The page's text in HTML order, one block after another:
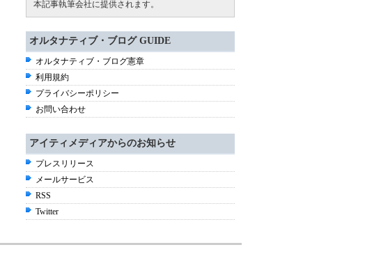
本記事執筆会社に提供されます。
オルタナティブ・ブログ GUIDE
オルタナティブ・ブログ憲章
利用規約
プライバシーポリシー
お問い合わせ
アイティメディアからのお知らせ
プレスリリース
メールサービス
RSS
Twitter